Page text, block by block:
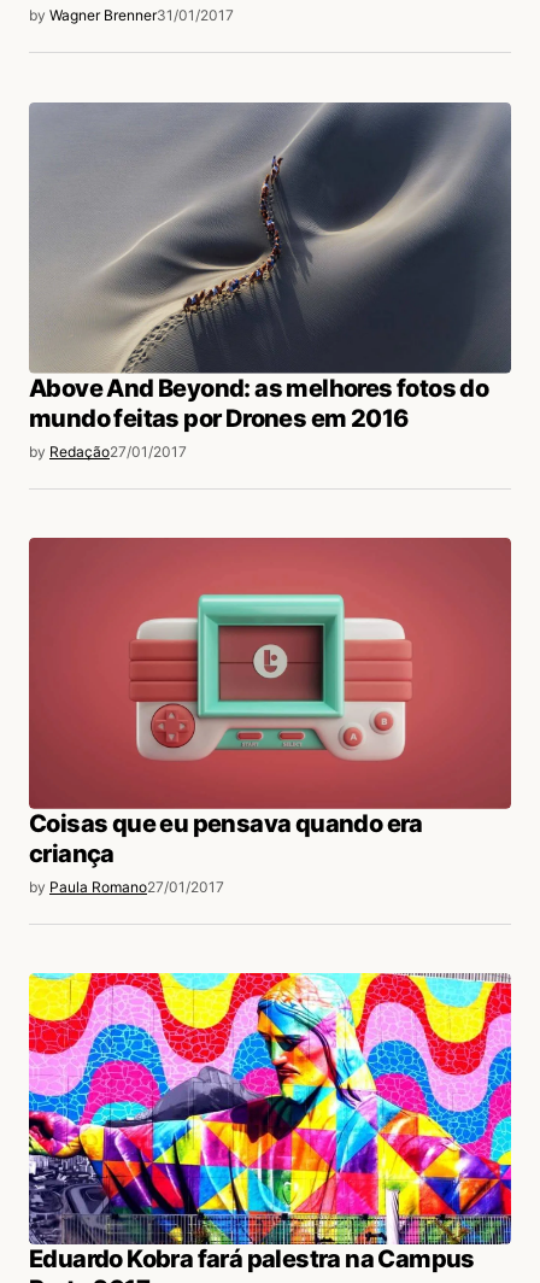
by Wagner Brenner31/01/2017
Above And Beyond: as melhores fotos do
mundo feitas por Drones em 2016
by Redação27/01/2017
Coisas que eu pensava quando era
criança
by Paula Romano27/01/2017
Eduardo Kobra fará palestra na Campus